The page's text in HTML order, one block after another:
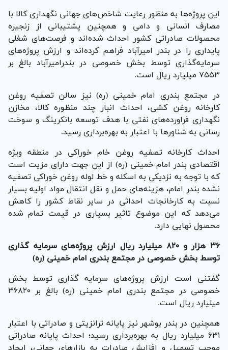
این پروژه‌ها به منظور رعایت شاخص‌های جهانی نگهداری کالا با
مصارف انسانی و دامی و همچنین پشتیبانی از زنجیره
محصولات صادراتی کشور احداث شده‌اند و فرصت‌های شغلی
پایداری را در بندر امیرآباد فراهم کرده‌اند و ارزش پروژه‌های
سرمایه‌گذاری توسط بخش خصوصی در بندرامیرآباد بالغ بر
۷۵۵۳ میلیارد ریال است.
در مجتمع بندری امام خمینی (ره) نیز سالن تصفیه روغن
کارخانه روغن کشی، احداث انبار چند منظوره کالا، مخازن
نگهداری فراورده‌های نفتی با هدف توسعه بانکرینگ و سوخت
رسانی به شناور‌ها با اعتبار به بهره‌برداری رسید.
احداث کارخانه تصفیه روغن خام خوراکی در منطقه ویژه
اقتصادی بندر امام خمینی (ره) از این جهت دارای مزیت است
که با توجه به نزدیکی به اسکله و خط لوله روغن خوراکی تصفیه
نشده بندر امام، هزینه‌های حمل و نقل انتقال مواد اولیه بسیار
نسبت به کارخانجات احداثی در سایر نقاط کشور را کاهش
می‌دهد که این موضوع تاثیر بسیاری در قیمت تمام شده
محصول نهایی دارد.
۳۶ هزار و ۸۲۰ میلیارد ریال ارزش پروژه‌های سرمایه گذاری
توسط بخش خصوصی در مجتمع بندری امام خمینی (ره)
گفتنی است ارزش پروژه‌های سرمایه گذاری توسط بخش
خصوصی در مجتمع بندری امام خمینی (ره) بالغ بر ۳۶۸۲۰
میلیارد ریال است.
همچنین در بندر بوشهر نیز پایانه ترانزیتی و صادراتی با اعتبار
۶۳۱ میلیارد ریال به بهره‌برداری رسید؛ احداث پایانه صادراتی
موجب تسهیل و افزایش صادرات به بازار‌های جهانی، ایجاد